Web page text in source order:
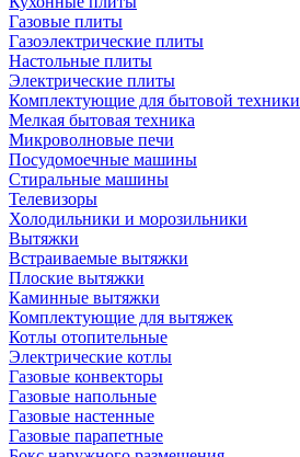
Газовые плиты
Газоэлектрические плиты
Настольные плиты
Электрические плиты
Комплектующие для бытовой техники
Мелкая бытовая техника
Микроволновые печи
Посудомоечные машины
Стиральные машины
Телевизоры
Холодильники и морозильники
Вытяжки
Встраиваемые вытяжки
Плоские вытяжки
Каминные вытяжки
Комплектующие для вытяжек
Котлы отопительные
Электрические котлы
Газовые конвекторы
Газовые напольные
Газовые настенные
Газовые парапетные